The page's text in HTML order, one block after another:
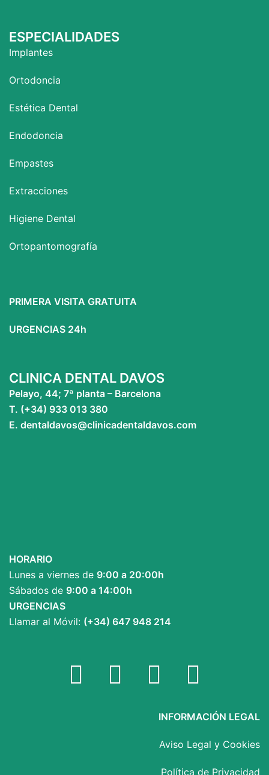
ESPECIALIDADES
Implantes
Ortodoncia
Estética Dental
Endodoncia
Empastes
Extracciones
Higiene Dental
Ortopantomografía
PRIMERA VISITA GRATUITA
URGENCIAS 24h
CLINICA DENTAL DAVOS
Pelayo, 44; 7ª planta – Barcelona
T. (+34) 933 013 380
E. dentaldavos@clinicadentaldavos.com
HORARIO
Lunes a viernes de 9:00 a 20:00h
Sábados de 9:00 a 14:00h
URGENCIAS
Llamar al Móvil: (+34) 647 948 214
Facebook Twitter YouTube
INFORMACIÓN LEGAL
Aviso Legal y Cookies
Política de Privacidad